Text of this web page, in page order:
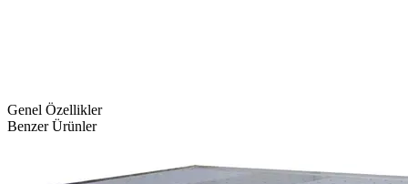
Genel Özellikler
Benzer Ürünler